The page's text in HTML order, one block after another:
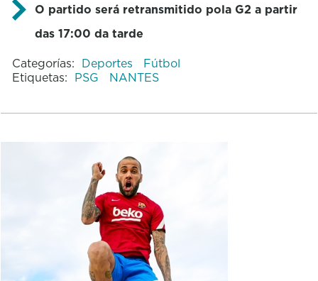
O partido será retransmitido pola G2 a partir
das 17:00 da tarde
Categorías: Deportes
Fútbol
Etiquetas: PSG NANTES